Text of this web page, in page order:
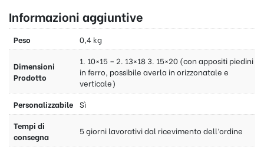
Informazioni aggiuntive
Peso 0,4 kg
Dimensioni
Prodotto
1. 10×15 – 2. 13×18 3. 15×20 (con appositi piedini
in ferro, possibile averla in orizzonatale e
verticale)
Personalizzabile Sì
Tempi di
consegna
5 giorni lavorativi dal ricevimento dell’ordine